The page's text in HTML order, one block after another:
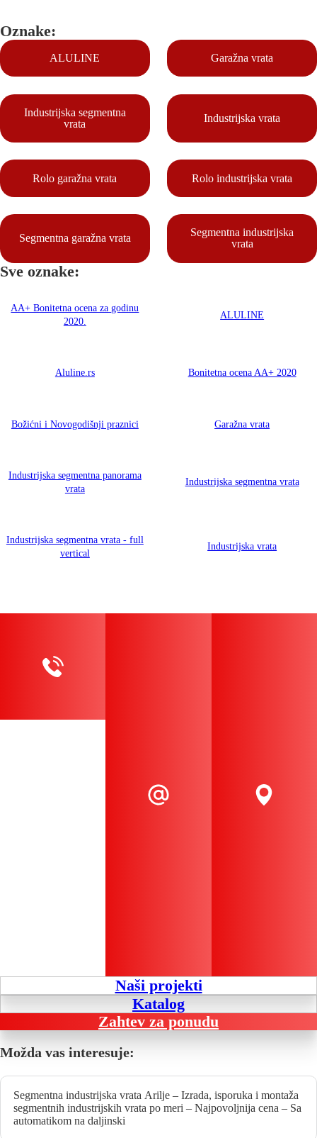
Oznake:
ALULINE Garažna vrata
Industrijska segmentna
vrata
Industrijska vrata
Rolo garažna vrata Rolo industrijska vrata
Segmentna garažna vrata
Segmentna industrijska
vrata
Sve oznake:
AA+ Bonitetna ocena za godinu
2020.
ALULINE
Aluline.rs Bonitetna ocena AA+ 2020
Božićni i Novogodišnji praznici Garažna vrata
Industrijska segmentna panorama
vrata
Industrijska segmentna vrata
Industrijska segmentna vrata - full
vertical
Industrijska vrata
Naši projekti
Katalog
Zahtev za ponudu
Možda vas interesuje:
Segmentna industrijska vrata Arilje – Izrada, isporuka i montaža
segmentnih industrijskih vrata po meri – Najpovoljnija cena – Sa
automatikom na daljinski